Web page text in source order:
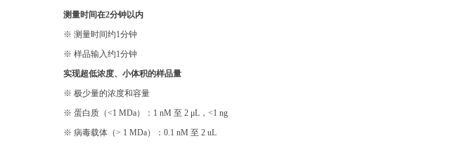
测量时间在2分钟以内
※ 测量时间约1分钟
※ 样品输入约1分钟
实现超低浓度、小体积的样品量
※ 极少量的浓度和容量
※ 蛋白质（<1 MDa）：1 nM 至 2 μL，<1 ng
※ 病毒载体（> 1 MDa）：0.1 nM 至 2 uL